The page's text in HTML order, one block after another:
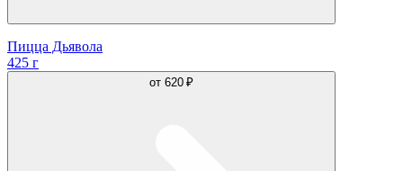
Пицца Дьявола
425 г
от 620 ₽